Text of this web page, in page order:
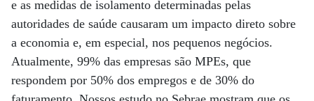
e as medidas de isolamento determinadas pelas
autoridades de saúde causaram um impacto direto sobre
a economia e, em especial, nos pequenos negócios.
Atualmente, 99% das empresas são MPEs, que
respondem por 50% dos empregos e de 30% do